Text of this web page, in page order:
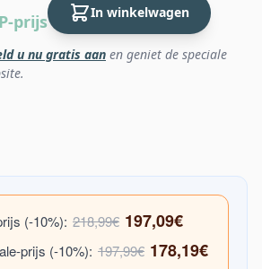
prijs In winkelwagen
u nu gratis aan en geniet de speciale
(-10%): 218,99€ 197,09€
prijs (-10%): 197,99€ 178,19€